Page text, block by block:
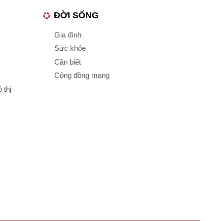
thị
ĐỜI SỐNG
Gia đình
Sức khỏe
Cần biết
Cộng đồng mạng